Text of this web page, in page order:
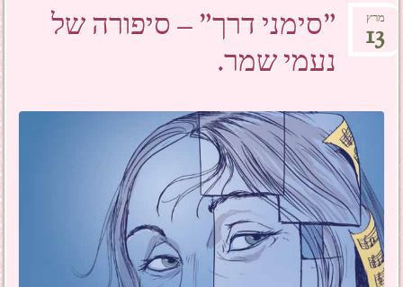
"סימני דרך" – סיפורה של
נעמי שמר.
מרץ
13